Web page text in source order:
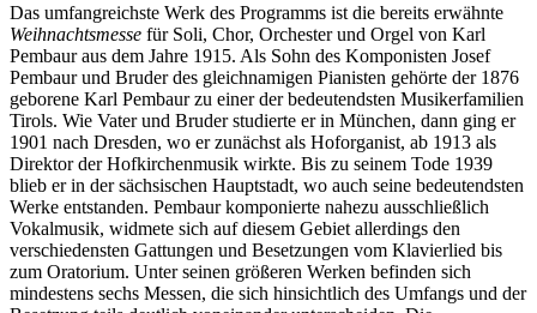
Das umfangreichste Werk des Programms ist die bereits erwähnte
Weihnachtsmesse für Soli, Chor, Orchester und Orgel von Karl
Pembaur aus dem Jahre 1915. Als Sohn des Komponisten Josef
Pembaur und Bruder des gleichnamigen Pianisten gehörte der 1876
geborene Karl Pembaur zu einer der bedeutendsten Musikerfamilien
Tirols. Wie Vater und Bruder studierte er in München, dann ging er
1901 nach Dresden, wo er zunächst als Hoforganist, ab 1913 als
Direktor der Hofkirchenmusik wirkte. Bis zu seinem Tode 1939
blieb er in der sächsischen Hauptstadt, wo auch seine bedeutendsten
Werke entstanden. Pembaur komponierte nahezu ausschließlich
Vokalmusik, widmete sich auf diesem Gebiet allerdings den
verschiedensten Gattungen und Besetzungen vom Klavierlied bis
zum Oratorium. Unter seinen größeren Werken befinden sich
mindestens sechs Messen, die sich hinsichtlich des Umfangs und der